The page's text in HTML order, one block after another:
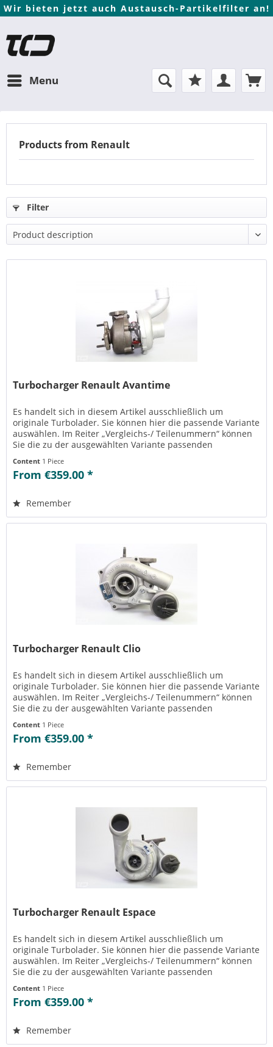
Wir bieten jetzt auch Austausch-Partikelfilter an!
Menu
Products from Renault
Filter
Turbocharger Renault Avantime
Es handelt sich in diesem Artikel ausschließlich um
originale Turbolader. Sie können hier die passende Variante
auswählen. Im Reiter „Vergleichs-/ Teilenummern“ können
Sie die zu der ausgewählten Variante passenden
Content 1 Piece
From €359.00 *
Remember
Turbocharger Renault Clio
Es handelt sich in diesem Artikel ausschließlich um
originale Turbolader. Sie können hier die passende Variante
auswählen. Im Reiter „Vergleichs-/ Teilenummern“ können
Sie die zu der ausgewählten Variante passenden
Content 1 Piece
From €359.00 *
Remember
Turbocharger Renault Espace
Es handelt sich in diesem Artikel ausschließlich um
originale Turbolader. Sie können hier die passende Variante
auswählen. Im Reiter „Vergleichs-/ Teilenummern“ können
Sie die zu der ausgewählten Variante passenden
Content 1 Piece
From €359.00 *
Remember